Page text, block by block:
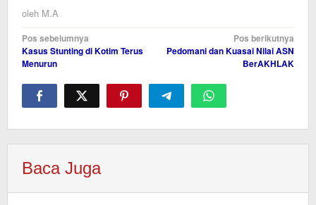
oleh M.A
Navigasi
pos
Pos sebelumnya
Kasus Stunting di Kotim Terus
Menurun
Pos berikutnya
Pedomani dan Kuasai Nilai ASN
BerAKHLAK
Baca Juga